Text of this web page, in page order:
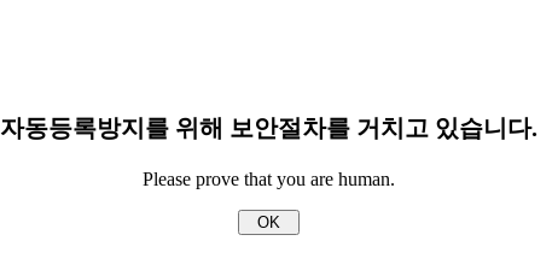
자동등록방지를 위해 보안절차를 거치고 있습니다.
Please prove that you are human.